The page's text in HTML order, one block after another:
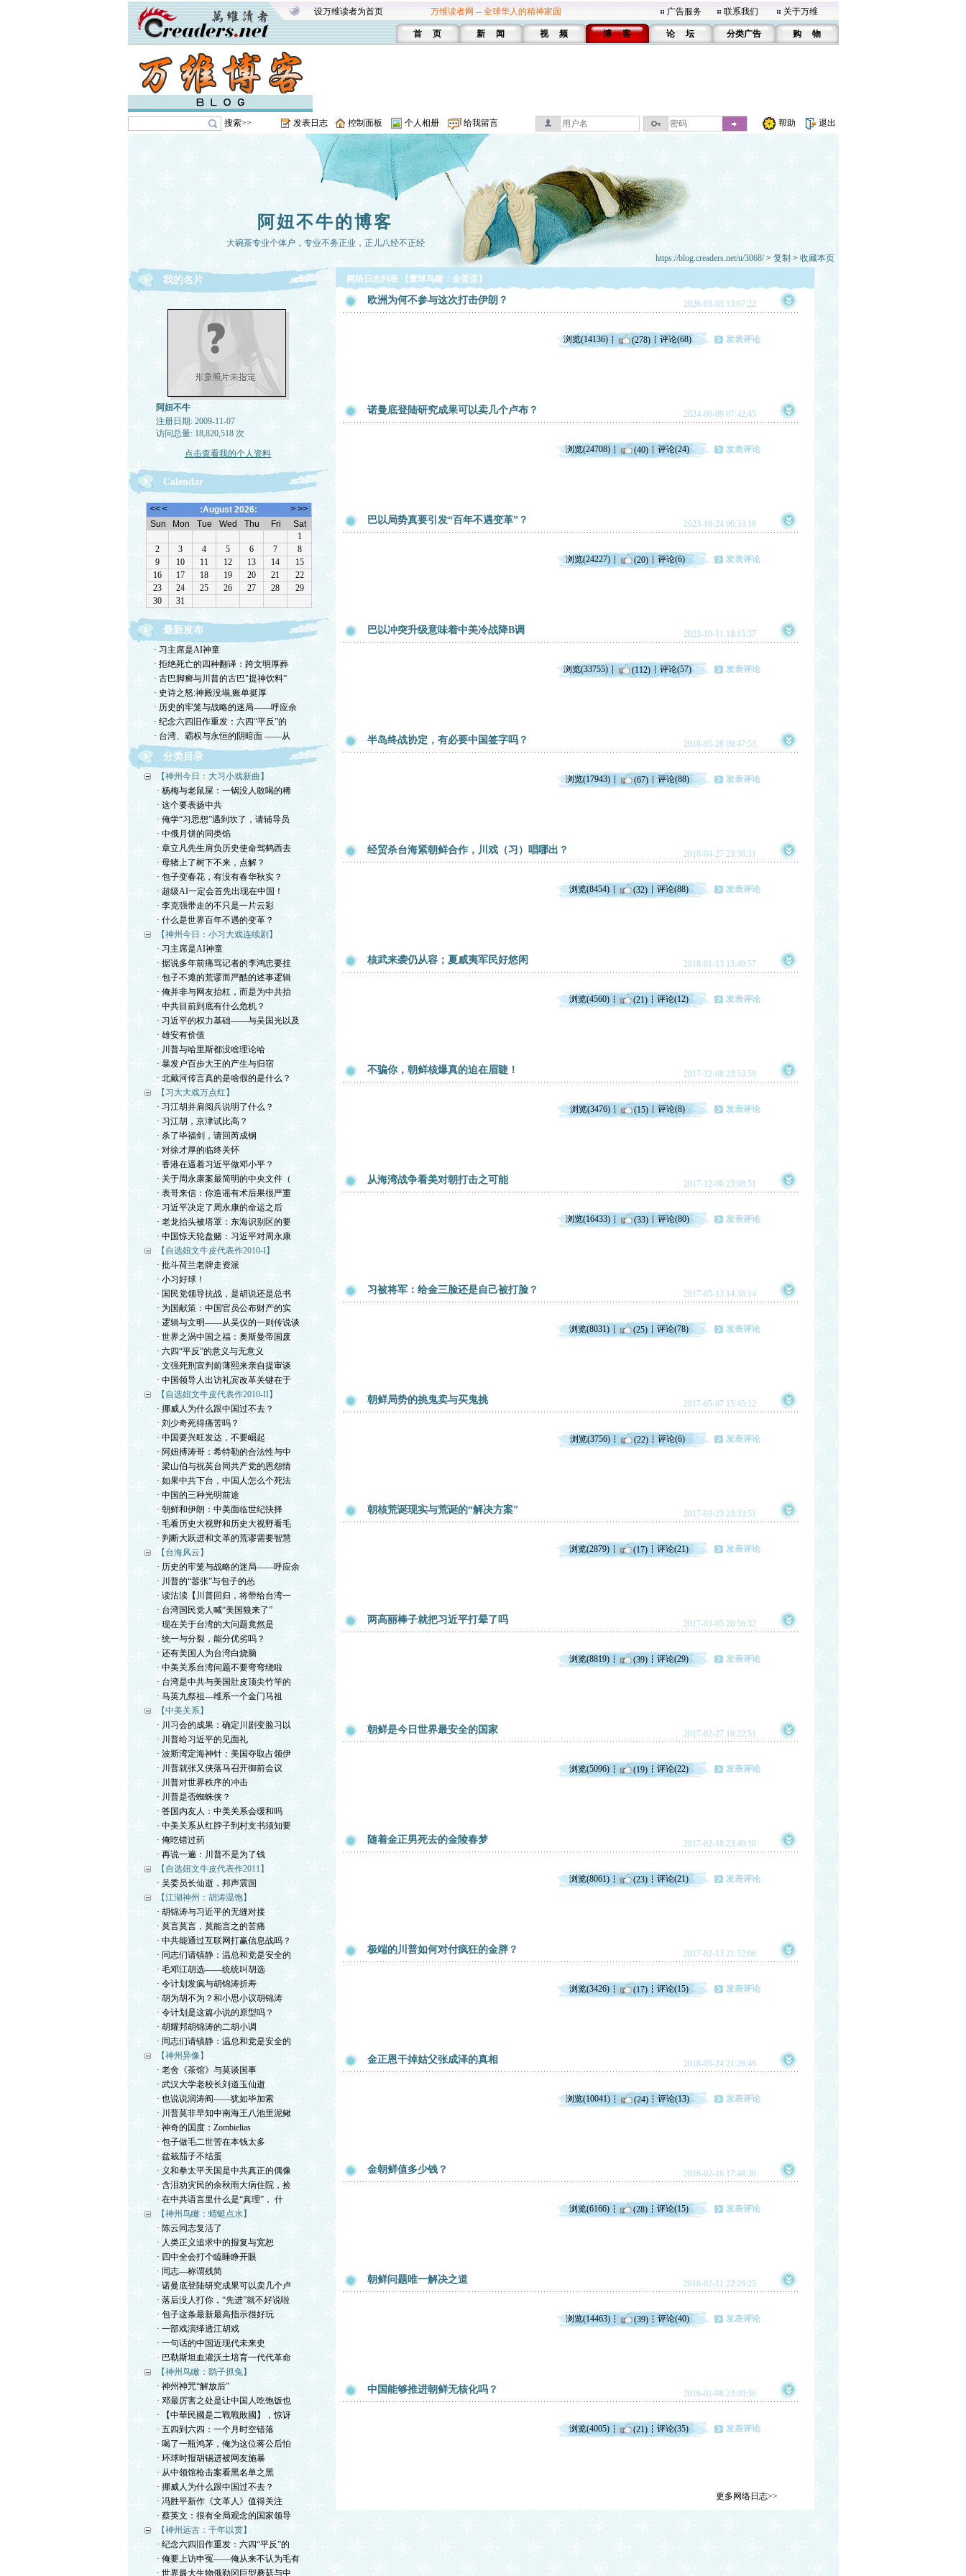
设万维读者为首页 万维读者网 -- 全球华人的精神家园 广告服务 联系我们 关于万维
首 页 新 闻 视 频 博 客 论 坛 分类广告 购 物
搜索>> 发表日志 控制面板 个人相册 给我留言 帮助 退出
阿妞不牛的博客
大碗茶专业个体户，专业不务正业，正儿八经不正经
https://blog.creaders.net/u/3068/> 复制 > 收藏本页
我的名片
阿妞不牛
注册日期: 2009-11-07
访问总量: 18,820,518 次
点击查看我的个人资料
Calendar
最新发布
· 习主席是AI神童
· 拒绝死亡的四种翻译：跨文明厚葬
· 古巴脚癣与川普的古巴"提神饮料”
· 史诗之怒:神殿没塌,账单挺厚
· 历史的牢笼与战略的迷局——呼应余
· 纪念六四旧作重发：六四“平反”的
· 台湾、霸权与永恒的阴暗面 ——从
分类目录
【神州今日：大习小戏新曲】
· 杨梅与老鼠屎：一锅没人敢喝的稀
· 这个要表扬中共
· 俺学“习思想”遇到坎了，请辅导员
· 中俄月饼的同类馅
· 章立凡先生肩负历史使命驾鹤西去
· 母猪上了树下不来，点解？
· 包子变春花，有没有春华秋实？
· 超级AI一定会首先出现在中国！
· 李克强带走的不只是一片云彩
· 什么是世界百年不遇的变革？
【神州今日：小习大戏连续剧】
· 习主席是AI神童
· 据说多年前痛骂记者的李鸿忠要挂
· 包子不瘪的荒谬而严酷的述事逻辑
· 俺并非与网友抬杠，而是为中共抬
· 中共目前到底有什么危机？
· 习近平的权力基础——与吴国光以及
· 雄安有价值
· 川普与哈里斯都没啥理论哈
· 暴发户百步大王的产生与归宿
· 北戴河传言真的是啥假的是什么？
【习大大戏万点红】
· 习江胡并肩阅兵说明了什么？
· 习江胡，京津试比高？
· 杀了毕福剑，请回芮成钢
· 对徐才厚的临终关怀
· 香港在逼着习近平做邓小平？
· 关于周永康案最简明的中央文件（
· 表哥来信：你造谣有术后果很严重
· 习近平决定了周永康的命运之后
· 老龙抬头被塔罩：东海识别区的要
· 中国惊天轮盘赌：习近平对周永康
【自选妞文牛皮代表作2010-I】
· 批斗荷兰老牌走资派
· 小习好球！
· 国民党领导抗战，是胡说还是总书
· 为国献策：中国官员公布财产的实
· 逻辑与文明——从吴仪的一则传说谈
· 世界之涡中国之福：奥斯曼帝国废
· 六四“平反”的意义与无意义
· 文强死刑宣判前薄熙来亲自提审谈
· 中国领导人出访礼宾改革关键在于
【自选妞文牛皮代表作2010-II】
· 挪威人为什么跟中国过不去？
· 刘少奇死得痛苦吗？
· 中国要兴旺发达，不要崛起
· 阿妞搏涛哥：希特勒的合法性与中
· 梁山伯与祝英台同共产党的恩怨情
· 如果中共下台，中国人怎么个死法
· 中国的三种光明前途
· 朝鲜和伊朗：中美面临世纪抉择
· 毛看历史大视野和历史大视野看毛
· 判断大跃进和文革的荒谬需要智慧
【台海风云】
· 历史的牢笼与战略的迷局——呼应余
· 川普的“嚣张”与包子的怂
· 读沽渎【川普回归，将带给台湾一
· 台湾国民党人喊“美国狼来了”
· 现在关于台湾的大问题竟然是
· 统一与分裂，能分优劣吗？
· 还有美国人为台湾白烧脑
· 中美关系台湾问题不要弯弯绕啦
· 台湾是中共与美国肚皮顶尖竹竿的
· 马英九祭祖—维系一个金门马祖
【中美关系】
· 川习会的成果：确定川剧变脸习以
· 川普给习近平的见面礼
· 波斯湾定海神针：美国夺取占领伊
· 川普就张又侠落马召开御前会议
· 川普对世界秩序的冲击
· 川普是否蜘蛛侠？
· 答国内友人：中美关系会缓和吗
· 中美关系从红脖子到村支书须知要
· 俺吃错过药
· 再说一遍：川普不是为了钱
【自选妞文牛皮代表作2011】
· 吴委员长仙逝，邦声震国
【江湖神州：胡涛温饱】
· 胡锦涛与习近平的无缝对接
· 莫言莫言，莫能言之的苦痛
· 中共能通过互联网打赢信息战吗？
· 同志们请镇静：温总和党是安全的
· 毛邓江胡选——统统叫胡选
· 令计划发疯与胡锦涛折寿
· 胡为胡不为？和小思小议胡锦涛
· 令计划是这篇小说的原型吗？
· 胡耀邦胡锦涛的二胡小调
· 同志们请镇静：温总和党是安全的
【神州异像】
· 老舍《茶馆》与莫谈国事
· 武汉大学老校长刘道玉仙逝
· 也说说润涛阎——犹如毕加索
· 川普莫非早知中南海王八池里泥鳅
· 神奇的国度：Zombielias
· 包子做毛二世苦在本钱太多
· 盆栽茄子不结蛋
· 义和拳太平天国是中共真正的偶像
· 含泪劝灾民的余秋雨大病住院，捡
· 在中共语言里什么是“真理”， 什
【神州鸟瞰：蜻蜓点水】
· 陈云同志复活了
· 人类正义追求中的报复与宽恕
· 四中全会打个瞌睡睁开眼
· 同志—称谓残简
· 诺曼底登陆研究成果可以卖几个卢
· 落后没人打你，“先进”就不好说啦
· 包子这条最新最高指示很好玩
· 一部戏演绎透江胡戏
· 一句话的中国近现代未来史
· 巴勒斯坦血灌沃土培育一代代革命
【神州鸟瞰：鹞子抓兔】
· 神州神咒“解放后”
· 邓最厉害之处是让中国人吃饱饭也
· 【中華民國是二戰戰敗國】，惊讶
· 五四到六四：一个月时空错落
· 喝了一瓶鸿茅，俺为这位蒋公后怕
· 环球时报胡锡进被网友施暴
· 从中领馆枪击案看黑名单之黑
· 挪威人为什么跟中国过不去？
· 冯胜平新作《文革人》值得关注
· 蔡英文：很有全局观念的国家领导
【神州远古：千年以贯】
· 纪念六四旧作重发：六四“平反”的
· 俺要上访申冤——俺从来不认为毛有
· 世界最大生物俄勒冈巨型蘑菇与中
网络日志列表 【寰球鸟瞰：金蛋蛋】
欧洲为何不参与这次打击伊朗？ 2026-03-03 13:07:22
浏览(14136) (278) 评论(68) 发表评论
诺曼底登陆研究成果可以卖几个卢布？ 2024-06-09 07:42:45
浏览(24708) (40) 评论(24) 发表评论
巴以局势真要引发“百年不遇变革”？ 2023-10-24 06:33:18
浏览(24227) (20) 评论(6) 发表评论
巴以冲突升级意味着中美冷战降B调 2023-10-11 18:15:37
浏览(33755) (112) 评论(57) 发表评论
半岛终战协定，有必要中国签字吗？ 2018-05-28 00:47:53
浏览(17943) (67) 评论(88) 发表评论
经贸杀台海紧朝鲜合作，川戏（习）唱哪出？ 2018-04-27 23:38:31
浏览(8454) (32) 评论(88) 发表评论
核武来袭仍从容；夏威夷军民好悠闲 2018-01-13 13:40:57
浏览(4560) (21) 评论(12) 发表评论
不骗你，朝鲜核爆真的迫在眉睫！ 2017-12-08 23:53:59
浏览(3476) (15) 评论(8) 发表评论
从海湾战争看美对朝打击之可能 2017-12-06 23:08:51
浏览(16433) (33) 评论(80) 发表评论
习被将军：给金三脸还是自己被打脸？ 2017-05-13 14:38:14
浏览(8031) (25) 评论(78) 发表评论
朝鲜局势的挑鬼卖与买鬼挑 2017-05-07 15:45:12
浏览(3756) (22) 评论(6) 发表评论
朝核荒诞现实与荒诞的“解决方案” 2017-03-23 23:33:51
浏览(2879) (17) 评论(21) 发表评论
两高丽棒子就把习近平打晕了吗 2017-03-05 20:56:32
浏览(8819) (39) 评论(29) 发表评论
朝鲜是今日世界最安全的国家 2017-02-27 16:22:51
浏览(5096) (19) 评论(22) 发表评论
随着金正男死去的金陵春梦 2017-02-18 23:40:10
浏览(8061) (23) 评论(21) 发表评论
极端的川普如何对付疯狂的金胖？ 2017-02-13 21:32:06
浏览(3426) (17) 评论(15) 发表评论
金正恩干掉姑父张成泽的真相 2016-05-24 21:26:49
浏览(10041) (24) 评论(13) 发表评论
金朝鲜值多少钱？ 2016-02-16 17:48:30
浏览(6166) (28) 评论(15) 发表评论
朝鲜问题唯一解决之道 2016-02-11 22:26:25
浏览(14463) (39) 评论(40) 发表评论
中国能够推进朝鲜无核化吗？ 2016-01-08 23:09:36
浏览(4005) (21) 评论(35) 发表评论
更多网络日志>>